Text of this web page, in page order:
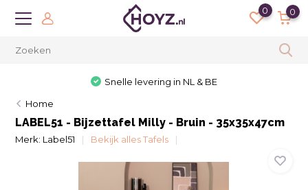
0 0
Snelle levering in NL & BE
Home
LABEL51 - Bijzettafel Milly - Bruin - 35x35x47cm
Merk: Label51 Bekijk alles Tafels